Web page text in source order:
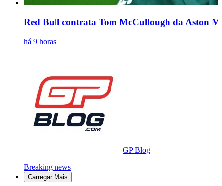
Red Bull contrata Tom McCullough da Aston
há 9 horas
GP Blog
Breaking news
Carregar Mais